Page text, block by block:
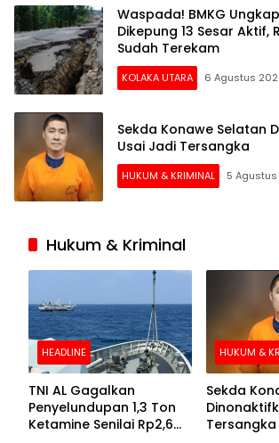
Waspada! BMKG
Dikepung 13 Sesar Aktif,
Sudah Terekam
KOLAKA UTARA 6 Agustus
Sekda Konawe Selatan
Usai Jadi Tersangka
HUKUM & KRIMINAL 5
Hukum & Kriminal
HEADLINE
TNI AL Gagalkan
Penyelundupan 1,3 Ton
Ketamine Senilai Rp2,6
HUKUM &
Sekda
Tersangka